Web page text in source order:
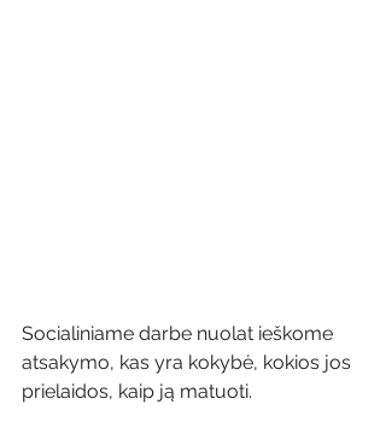
Socialiniame darbe nuolat ieškome
atsakymo, kas yra kokybė, kokios jos
prielaidos, kaip ją matuoti.